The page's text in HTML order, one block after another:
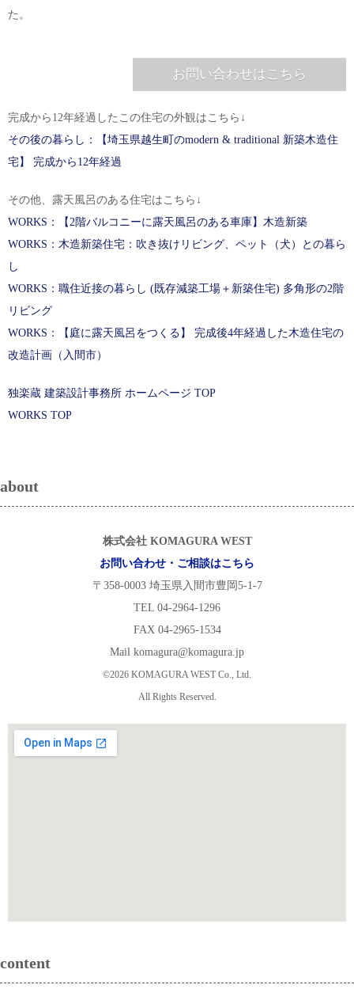
た。
お問い合わせはこちら
完成から12年経過したこの住宅の外観はこちら↓
その後の暮らし：【埼玉県越生町のmodern & traditional 新築木造住
宅】 完成から12年経過
その他、露天風呂のある住宅はこちら↓
WORKS：【2階バルコニーに露天風呂のある車庫】木造新築
WORKS：木造新築住宅：吹き抜けリビング、ペット（犬）との暮ら
し
WORKS：職住近接の暮らし (既存減築工場＋新築住宅) 多角形の2階
リビング
WORKS：【庭に露天風呂をつくる】 完成後4年経過した木造住宅の
改造計画（入間市）
独楽蔵 建築設計事務所 ホームページ TOP
WORKS TOP
about
株式会社 KOMAGURA WEST
お問い合わせ・ご相談はこちら
〒358-0003 埼玉県入間市豊岡5-1-7
TEL 04-2964-1296
FAX 04-2965-1534
Mail komagura@komagura.jp
©2026 KOMAGURA WEST Co., Ltd.
All Rights Reserved.
content